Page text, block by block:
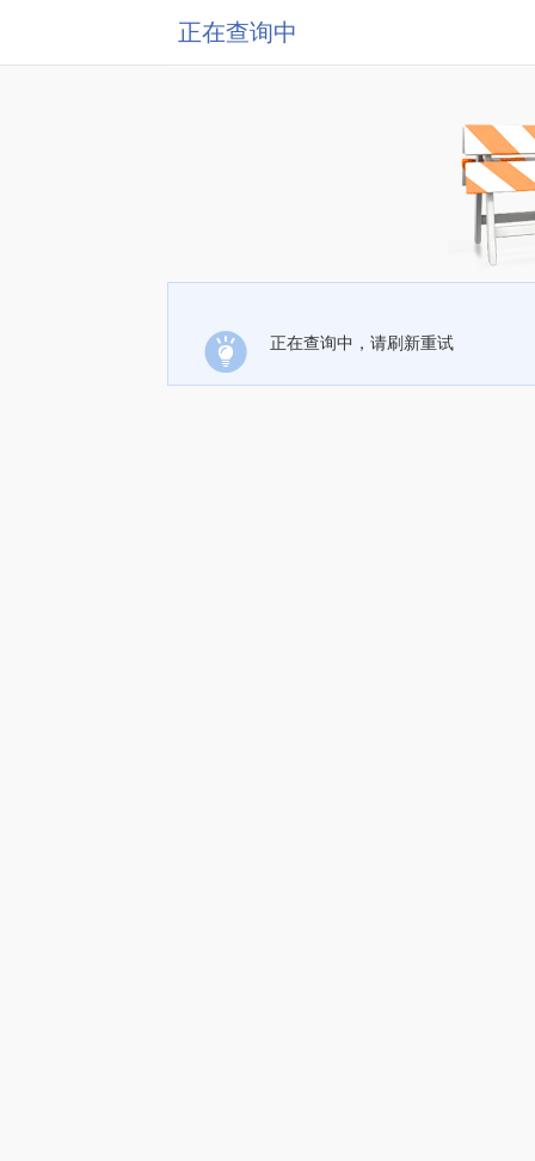
正在查询中
正在查询中，请刷新重试